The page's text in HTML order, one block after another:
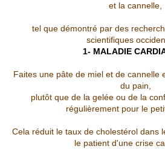
et la cannelle,
tel que démontré par des
scientifiques
1- MALADIE
Faites une pâte de miel et de cannelle
du pain,
plutôt que de la gelée ou de la
régulièrement pour le
Cela réduit le taux de cholestérol dans
le patient d'une crise